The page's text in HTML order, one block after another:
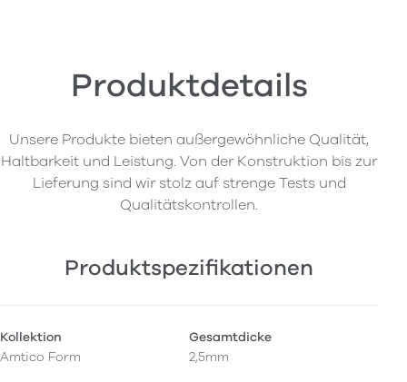
Produktdetails
Unsere Produkte bieten außergewöhnliche Qualität,
Haltbarkeit und Leistung. Von der Konstruktion bis zur
Lieferung sind wir stolz auf strenge Tests und
Qualitätskontrollen.
Produktspezifikationen
Kollektion
Amtico Form
Gesamtdicke
2,5mm